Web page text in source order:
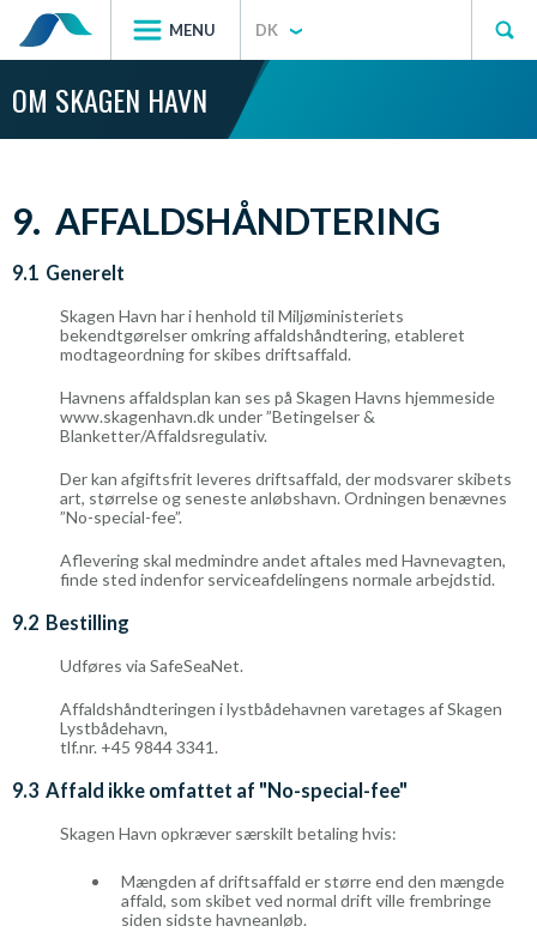
MENU DK
OM SKAGEN HAVN
9. AFFALDSHÅNDTERING
9.1 Generelt
Skagen Havn har i henhold til Miljøministeriets
bekendtgørelser omkring affaldshåndtering, etableret
modtageordning for skibes driftsaffald.
Havnens affaldsplan kan ses på Skagen Havns hjemmeside
www.skagenhavn.dk under ”Betingelser &
Blanketter/Affaldsregulativ.
Der kan afgiftsfrit leveres driftsaffald, der modsvarer skibets
art, størrelse og seneste anløbshavn. Ordningen benævnes
”No-special-fee”.
Aflevering skal medmindre andet aftales med Havnevagten,
finde sted indenfor serviceafdelingens normale arbejdstid.
9.2 Bestilling
Udføres via SafeSeaNet.
Affaldshåndteringen i lystbådehavnen varetages af Skagen
Lystbådehavn,
tlf.nr. +45 9844 3341.
9.3 Affald ikke omfattet af "No-special-fee"
Skagen Havn opkræver særskilt betaling hvis:
Mængden af driftsaffald er større end den mængde
affald, som skibet ved normal drift ville frembringe
siden sidste havneanløb.